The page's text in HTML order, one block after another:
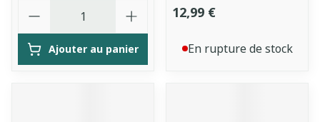
Ajouter au panier
12,99 €
En rupture de stock